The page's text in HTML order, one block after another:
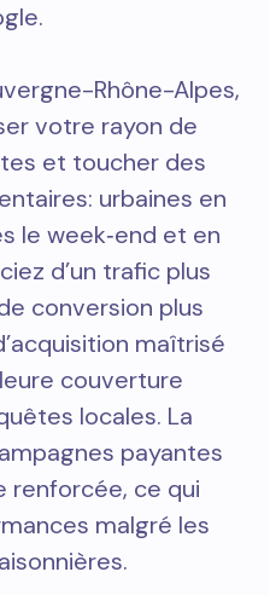
Rhône-Alpes,
votre rayon de
et toucher des
urbaines en
le week‑end et en
d’un trafic plus
conversion plus
maîtrisé
couverture
locales. La
payantes
renforcée, ce qui
malgré les